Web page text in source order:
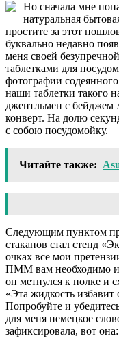
Но сначала мне
натуральная
простите за этот
буквально недавно
меня своей
таблетками для
фотографии
наши таблетки такого
джентльмен с бейджем
конверт. На долю
с собою посудомойку.
Читайте также:
Следующим пунктом
стаканов стал стенд
очках все мои
ПММ вам необходимо
он метнулся к полке и
«Эта жидкость избавит
Попробуйте и
для меня немецкое
зафиксировала, вот она: